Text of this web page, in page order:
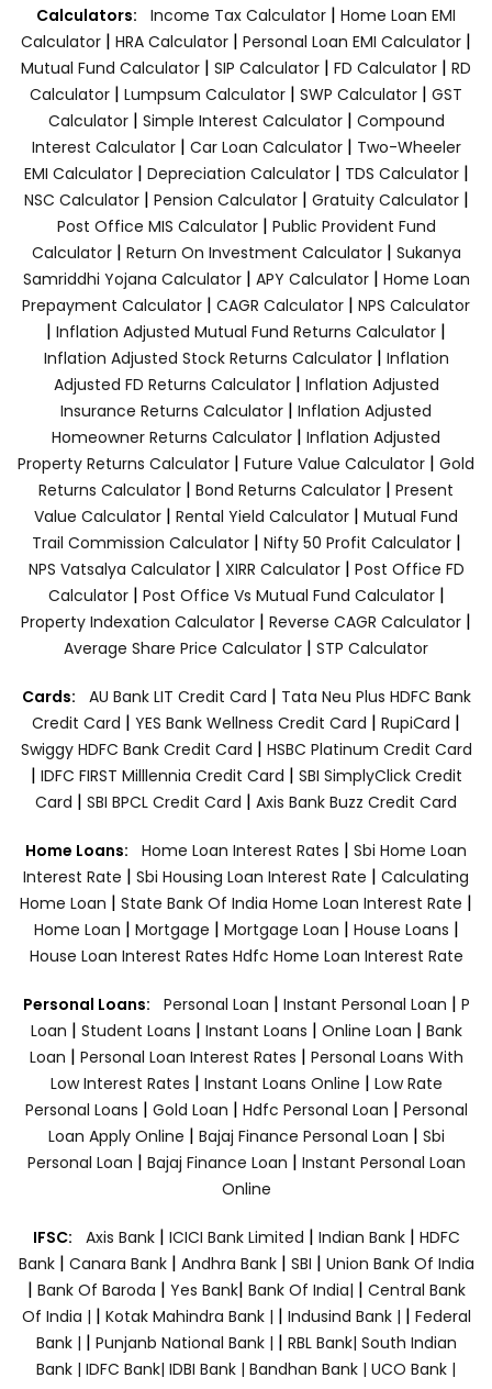
Calculators: Income Tax Calculator | Home Loan EMI
Calculator | HRA Calculator | Personal Loan EMI Calculator |
Mutual Fund Calculator | SIP Calculator | FD Calculator | RD
Calculator | Lumpsum Calculator | SWP Calculator | GST
Calculator| Simple Interest Calculator| Compound
Interest Calculator| Car Loan Calculator| Two-Wheeler
EMI Calculator| Depreciation Calculator| TDS Calculator|
NSC Calculator| Pension Calculator| Gratuity Calculator|
Post Office MIS Calculator| Public Provident Fund
Calculator| Return On Investment Calculator| Sukanya
Samriddhi Yojana Calculator| APY Calculator| Home Loan
Prepayment Calculator | CAGR Calculator | NPS Calculator
| Inflation Adjusted Mutual Fund Returns Calculator |
Inflation Adjusted Stock Returns Calculator| Inflation
Adjusted FD Returns Calculator| Inflation Adjusted
Insurance Returns Calculator | Inflation Adjusted
Homeowner Returns Calculator | Inflation Adjusted
Property Returns Calculator | Future Value Calculator | Gold
Returns Calculator | Bond Returns Calculator | Present
Value Calculator | Rental Yield Calculator | Mutual Fund
Trail Commission Calculator| Nifty 50 Profit Calculator|
NPS Vatsalya Calculator| XIRR Calculator| Post Office FD
Calculator| Post Office Vs Mutual Fund Calculator|
Property Indexation Calculator | Reverse CAGR Calculator |
Average Share Price Calculator | STP Calculator
Cards: AU Bank LIT Credit Card | Tata Neu Plus HDFC Bank
Credit Card | YES Bank Wellness Credit Card | RupiCard |
Swiggy HDFC Bank Credit Card | HSBC Platinum Credit Card
| IDFC FIRST Milllennia Credit Card | SBI SimplyClick Credit
Card | SBI BPCL Credit Card | Axis Bank Buzz Credit Card
Home Loans: Home Loan Interest Rates | Sbi Home Loan
Interest Rate | Sbi Housing Loan Interest Rate | Calculating
Home Loan | State Bank Of India Home Loan Interest Rate |
Home Loan | Mortgage | Mortgage Loan | House Loans |
House Loan Interest Rates Hdfc Home Loan Interest Rate
Personal Loans: Personal Loan | Instant Personal Loan | P
Loan | Student Loans | Instant Loans | Online Loan | Bank
Loan | Personal Loan Interest Rates | Personal Loans With
Low Interest Rates | Instant Loans Online | Low Rate
Personal Loans | Gold Loan | Hdfc Personal Loan | Personal
Loan Apply Online | Bajaj Finance Personal Loan | Sbi
Personal Loan | Bajaj Finance Loan | Instant Personal Loan
Online
IFSC: Axis Bank | ICICI Bank Limited | Indian Bank | HDFC
Bank| Canara Bank | Andhra Bank| SBI | Union Bank Of India
| Bank Of Baroda | Yes Bank| Bank Of India| | Central Bank
Of India | | Kotak Mahindra Bank | | Indusind Bank | | Federal
Bank | | Punjanb National Bank | | RBL Bank| South Indian
Bank | IDFC Bank| IDBI Bank | Bandhan Bank | UCO Bank |